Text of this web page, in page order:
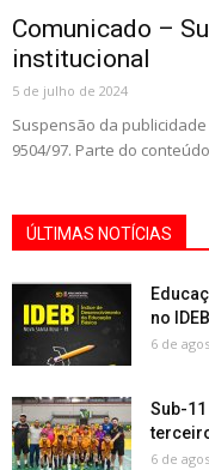
Comunicado –
institucional
5 de julho de 2024
Suspensão da
9504/97. Parte do
ÚLTIMAS NOTÍCIAS
no
6 de
Sub-
6 de